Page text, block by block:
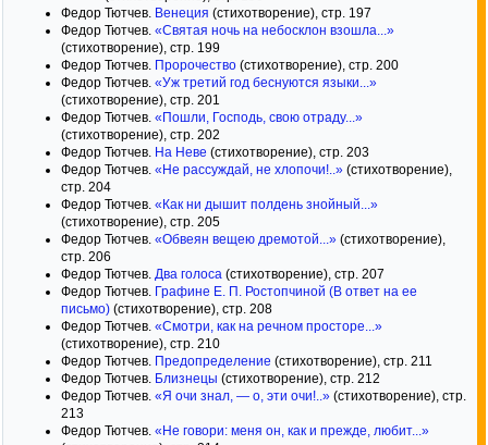
Федор Тютчев. Венеция (стихотворение), стр. 197
Федор Тютчев. «Святая ночь на небосклон взошла...»
(стихотворение), стр. 199
Федор Тютчев. Пророчество (стихотворение), стр. 200
Федор Тютчев. «Уж третий год беснуются языки...»
(стихотворение), стр. 201
Федор Тютчев. «Пошли, Господь, свою отраду...»
(стихотворение), стр. 202
Федор Тютчев. На Неве (стихотворение), стр. 203
Федор Тютчев. «Не рассуждай, не хлопочи!..» (стихотворение),
стр. 204
Федор Тютчев. «Как ни дышит полдень знойный...»
(стихотворение), стр. 205
Федор Тютчев. «Обвеян вещею дремотой...» (стихотворение),
стр. 206
Федор Тютчев. Два голоса (стихотворение), стр. 207
Федор Тютчев. Графине Е. П. Ростопчиной (В ответ на ее
письмо) (стихотворение), стр. 208
Федор Тютчев. «Смотри, как на речном просторе...»
(стихотворение), стр. 210
Федор Тютчев. Предопределение (стихотворение), стр. 211
Федор Тютчев. Близнецы (стихотворение), стр. 212
Федор Тютчев. «Я очи знал, — о, эти очи!..» (стихотворение), стр.
213
Федор Тютчев. «Не говори: меня он, как и прежде, любит...»